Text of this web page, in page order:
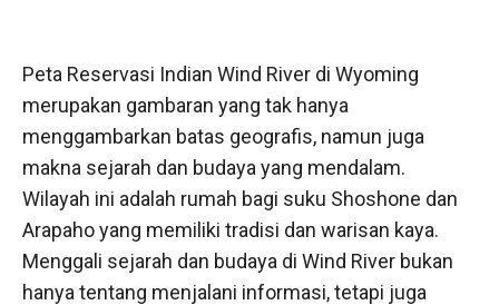
Peta Reservasi Indian Wind River di Wyoming
merupakan gambaran yang tak hanya
menggambarkan batas geografis, namun juga
makna sejarah dan budaya yang mendalam.
Wilayah ini adalah rumah bagi suku Shoshone dan
Arapaho yang memiliki tradisi dan warisan kaya.
Menggali sejarah dan budaya di Wind River bukan
hanya tentang menjalani informasi, tetapi juga